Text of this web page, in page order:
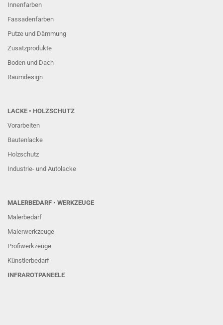
Innenfarben
Fassadenfarben
Putze und Dämmung
Zusatzprodukte
Boden und Dach
Raumdesign
LACKE • HOLZSCHUTZ
Vorarbeiten
Bautenlacke
Holzschutz
Industrie- und Autolacke
MALERBEDARF • WERKZEUGE
Malerbedarf
Malerwerkzeuge
Profiwerkzeuge
Künstlerbedarf
INFRAROTPANEELE